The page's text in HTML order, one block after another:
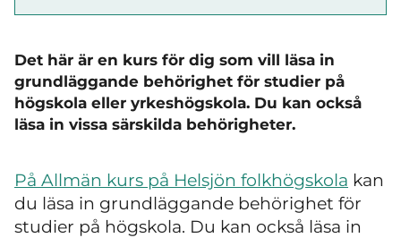
Det här är en kurs för dig som vill läsa in
grundläggande behörighet för studier på
högskola eller yrkeshögskola. Du kan också
läsa in vissa särskilda behörigheter.
På Allmän kurs på Helsjön folkhögskola kan
du läsa in grundläggande behörighet för
studier på högskola. Du kan också läsa in